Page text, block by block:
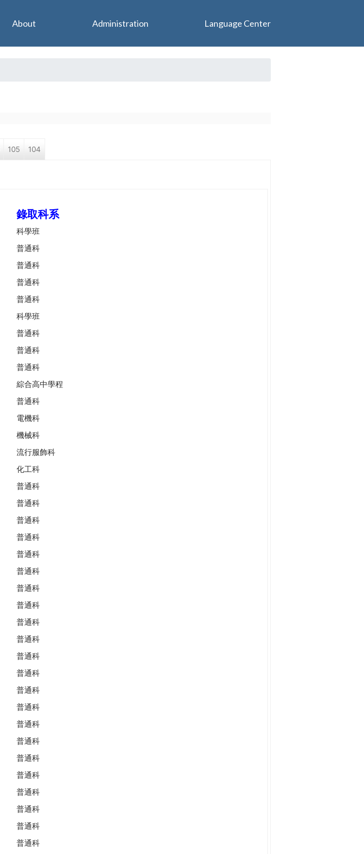
105 104
錄取科系
科學班
普通科
普通科
普通科
普通科
科學班
普通科
普通科
普通科
綜合高中學程
普通科
電機科
機械科
流行服飾科
化工科
普通科
普通科
普通科
普通科
普通科
普通科
普通科
普通科
普通科
普通科
普通科
普通科
普通科
普通科
普通科
普通科
普通科
普通科
普通科
普通科
普通科
普通科
About Administration Language Center